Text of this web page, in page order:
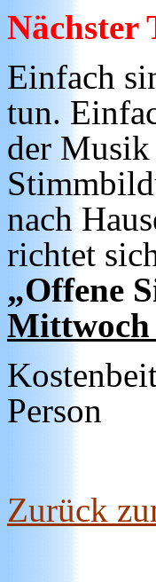
Nächster
Einfach
tun.
der Musik
nach
richtet
„Offene
Mittwoch
Person
Zurück